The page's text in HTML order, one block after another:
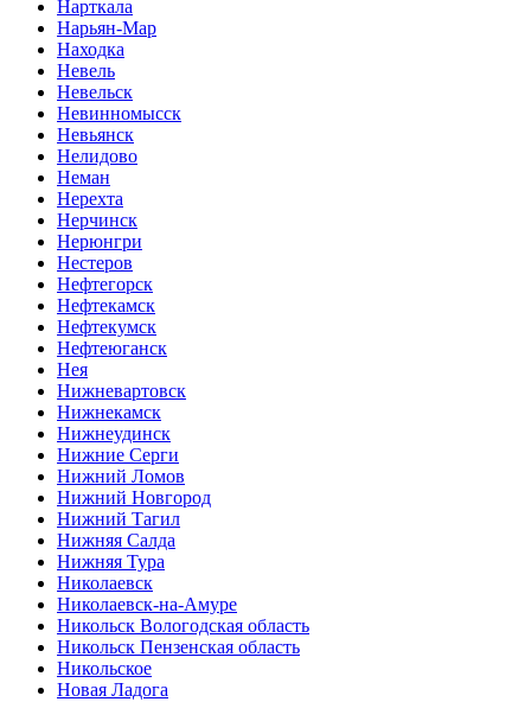
Нарткала
Нарьян-Мар
Находка
Невель
Невельск
Невинномысск
Невьянск
Нелидово
Неман
Нерехта
Нерчинск
Нерюнгри
Нестеров
Нефтегорск
Нефтекамск
Нефтекумск
Нефтеюганск
Нея
Нижневартовск
Нижнекамск
Нижнеудинск
Нижние Серги
Нижний Ломов
Нижний Новгород
Нижний Тагил
Нижняя Салда
Нижняя Тура
Николаевск
Николаевск-на-Амуре
Никольск Вологодская область
Никольск Пензенская область
Никольское
Новая Ладога